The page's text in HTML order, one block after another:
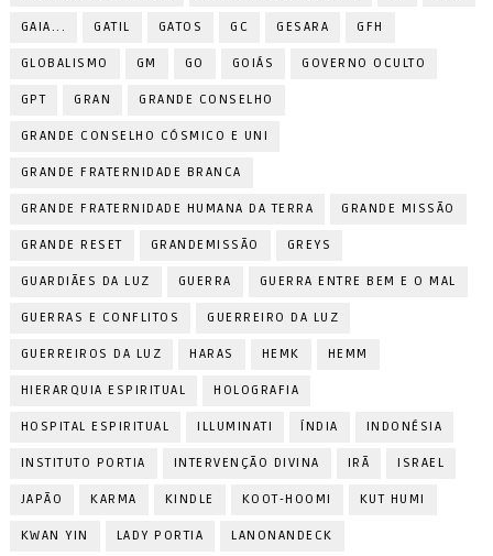
GAIA... GATIL GATOS GC GESARA GFH
GLOBALISMO GM GO GOIÁS GOVERNO OCULTO
GPT GRAN GRANDE CONSELHO
GRANDE CONSELHO CÓSMICO E UNI
GRANDE FRATERNIDADE BRANCA
GRANDE FRATERNIDADE HUMANA DA TERRA GRANDE MISSÃO
GRANDE RESET GRANDEMISSÃO GREYS
GUARDIÃES DA LUZ GUERRA GUERRA ENTRE BEM E O MAL
GUERRAS E CONFLITOS GUERREIRO DA LUZ
GUERREIROS DA LUZ HARAS HEMK HEMM
HIERARQUIA ESPIRITUAL HOLOGRAFIA
HOSPITAL ESPIRITUAL ILLUMINATI ÍNDIA INDONÉSIA
INSTITUTO PORTIA INTERVENÇÃO DIVINA IRÃ ISRAEL
JAPÃO KARMA KINDLE KOOT-HOOMI KUT HUMI
KWAN YIN LADY PORTIA LANONANDECK